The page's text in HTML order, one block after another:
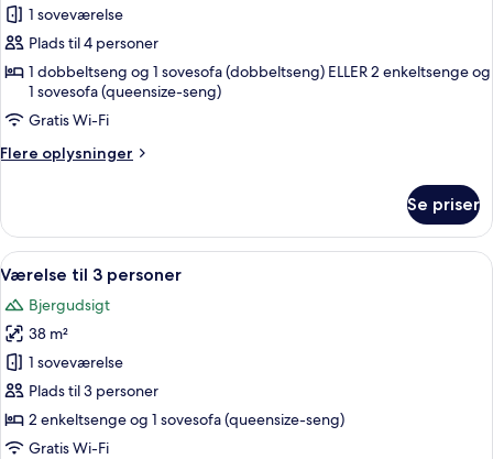
niño)
Værelse
til
4
personer
1 soveværelse
Plads til 4 personer
1 dobbeltseng og 1 sovesofa (dobbeltseng) ELLER 2 enkeltsenge og
1 sovesofa (queensize-seng)
Gratis Wi-Fi
Flere oplysninger
Flere
til
4
personer
Se priser
Indlæs
alle
billeder
af
Værelse
til
3
personer
Pengeskab på værelset, skrivebord,
5
Værelse til 3 personer
Bjergudsigt
38 m²
1 soveværelse
Plads til 3 personer
2 enkeltsenge og 1 sovesofa (queensize-seng)
Gratis Wi-Fi